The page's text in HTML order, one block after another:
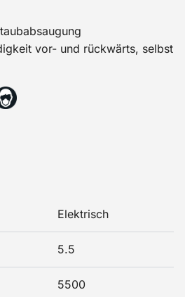
gestellt. Möchten Sie
(10973) dazu.
Elektrisch
5.5
5500
vor- und rückwärts, selbst